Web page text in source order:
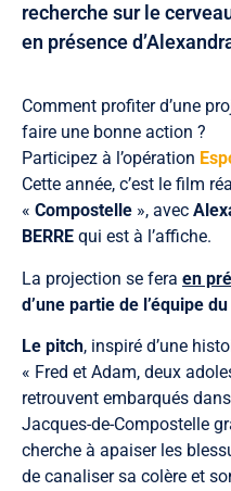
recherche sur le
en présence
Comment profiter d’une
faire une bonne action ?
Participez à l’opération
Cette année, c’est le film
« Compostelle », avec
BERRE qui est à l’affiche.
La projection se fera en
d’une partie de l’équipe
Le pitch, inspiré d’une
« Fred et Adam, deux
retrouvent embarqués
Jacques-de-Compostelle
cherche à apaiser les
de canaliser sa colère et